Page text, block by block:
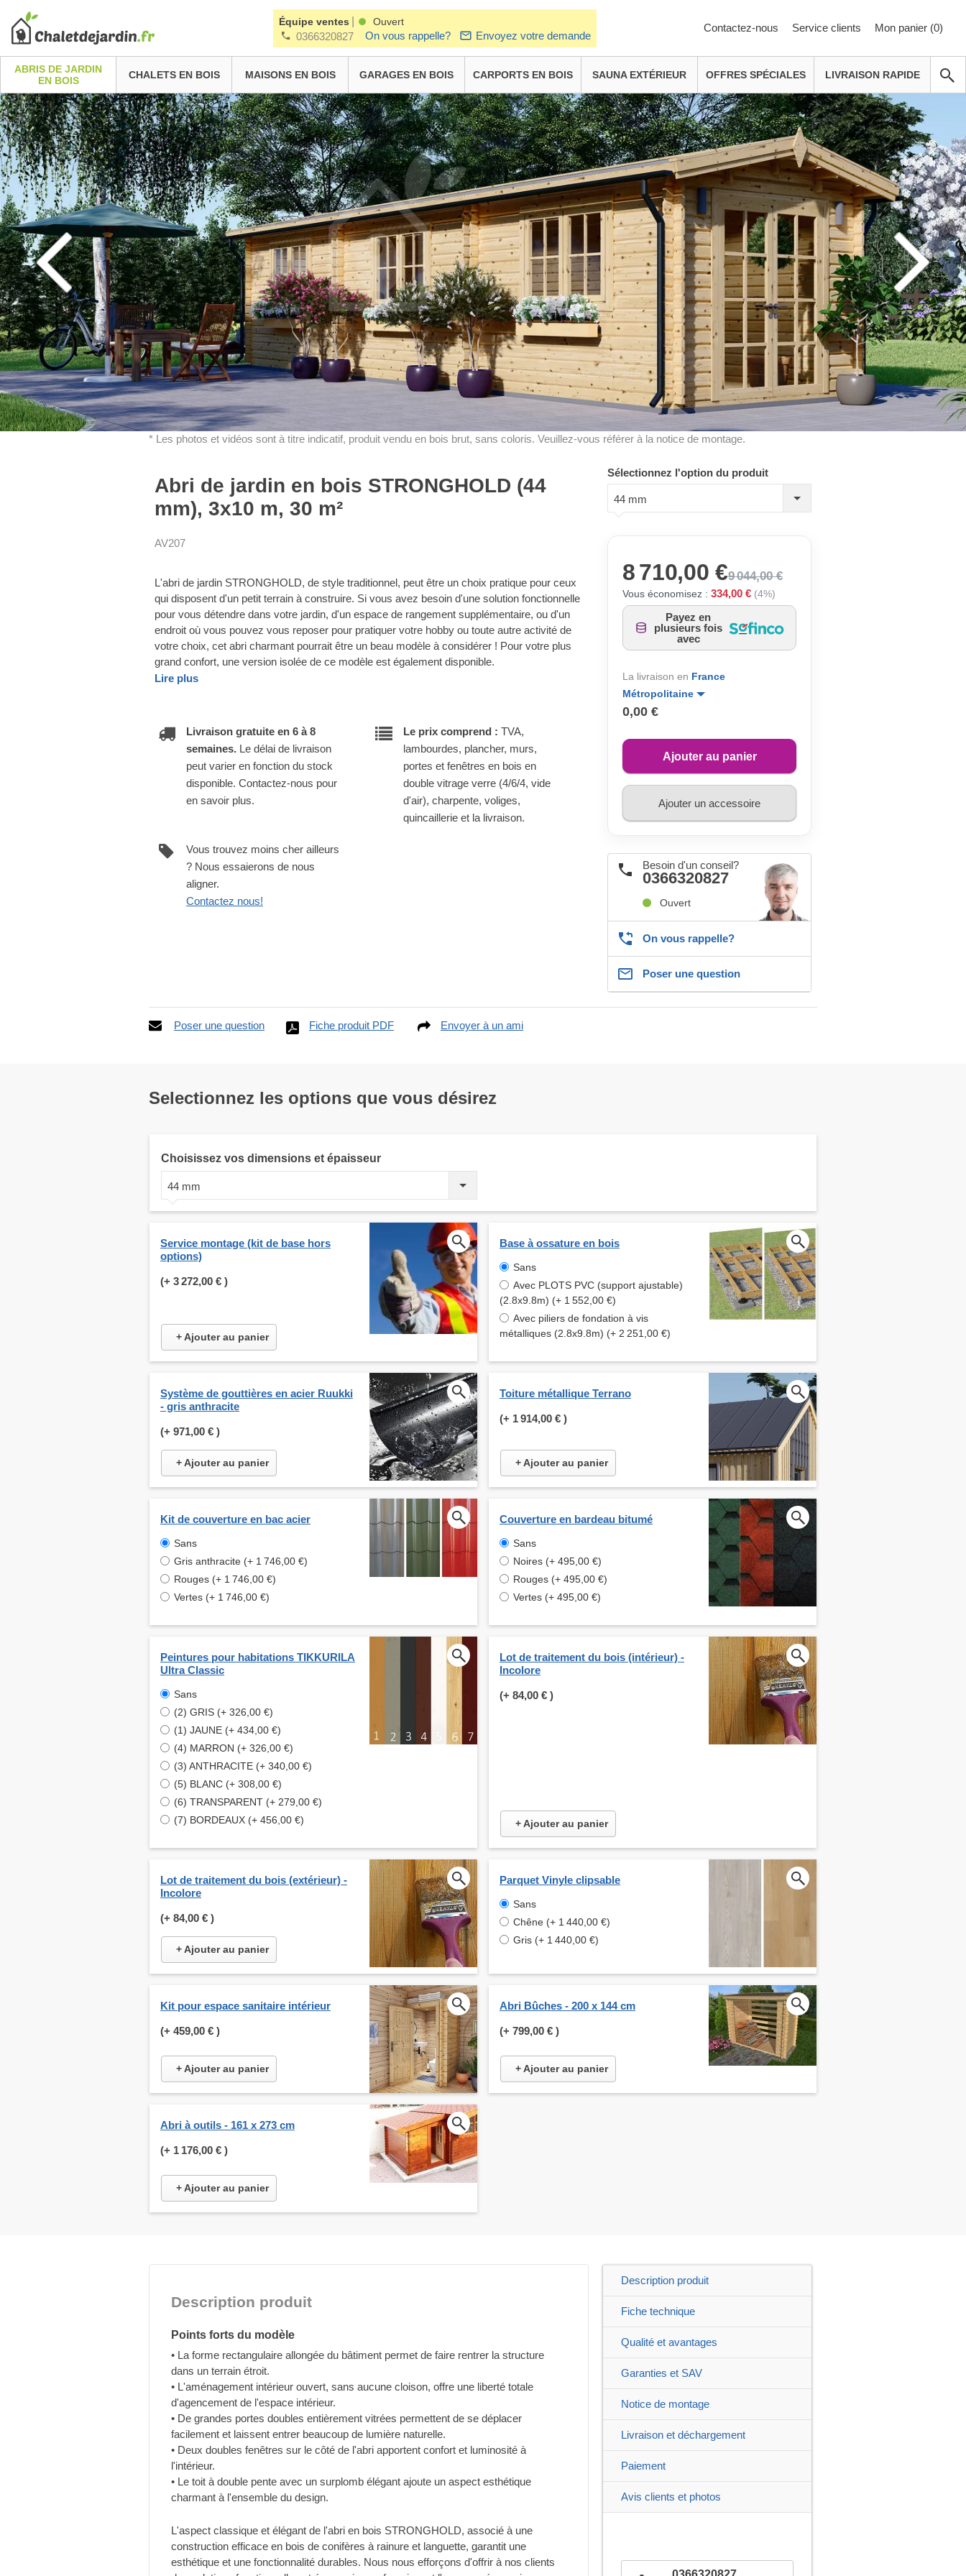
Équipe ventes Ouvert
0366320827 On vous rappelle? Envoyez votre demande
Contactez-nous Service clients Mon panier (0)
ABRIS DE JARDIN
EN BOIS
CHALETS EN BOIS MAISONS EN BOIS GARAGES EN BOIS CARPORTS EN BOIS SAUNA EXTÉRIEUR OFFRES SPÉCIALES LIVRAISON RAPIDE
* Les photos et vidéos sont à titre indicatif, produit vendu en bois brut, sans coloris. Veuillez-vous référer à la notice de montage.
Abri de jardin en bois STRONGHOLD (44
mm), 3x10 m, 30 m²
AV207
L'abri de jardin STRONGHOLD, de style traditionnel, peut être un choix pratique pour ceux
qui disposent d'un petit terrain à construire. Si vous avez besoin d'une solution fonctionnelle
pour vous détendre dans votre jardin, d'un espace de rangement supplémentaire, ou d'un
endroit où vous pouvez vous reposer pour pratiquer votre hobby ou toute autre activité de
votre choix, cet abri charmant pourrait être un beau modèle à considérer ! Pour votre plus
grand confort, une version isolée de ce modèle est également disponible.
Lire plus
Livraison gratuite en 6 à 8
semaines. Le délai de livraison
peut varier en fonction du stock
disponible. Contactez-nous pour
en savoir plus.
Le prix comprend : TVA,
lambourdes, plancher, murs,
portes et fenêtres en bois en
double vitrage verre (4/6/4, vide
d'air), charpente, voliges,
quincaillerie et la livraison.
Vous trouvez moins cher ailleurs
? Nous essaierons de nous
aligner.
Contactez nous!
Sélectionnez l'option du produit
44 mm
8 710,00 €9 044,00 €
Vous économisez : 334,00 € (4%)
Payez en
plusieurs fois
avec
La livraison en France
Métropolitaine
0,00 €
Ajouter au panier
Ajouter un accessoire
Besoin d'un conseil?
0366320827
Ouvert
On vous rappelle?
Poser une question
Poser une question Fiche produit PDF Envoyer à un ami
Selectionnez les options que vous désirez
Choisissez vos dimensions et épaisseur
44 mm
Service montage (kit de base hors
options)
(+ 3 272,00 € )
+ Ajouter au panier
Base à ossature en bois
Sans
Avec PLOTS PVC (support ajustable)
(2.8x9.8m) (+ 1 552,00 €)
Avec piliers de fondation à vis
métalliques (2.8x9.8m) (+ 2 251,00 €)
Système de gouttières en acier Ruukki
- gris anthracite
(+ 971,00 € )
+ Ajouter au panier
Toiture métallique Terrano
(+ 1 914,00 € )
+ Ajouter au panier
Kit de couverture en bac acier
Sans
Gris anthracite (+ 1 746,00 €)
Rouges (+ 1 746,00 €)
Vertes (+ 1 746,00 €)
Couverture en bardeau bitumé
Sans
Noires (+ 495,00 €)
Rouges (+ 495,00 €)
Vertes (+ 495,00 €)
Peintures pour habitations TIKKURILA
Ultra Classic
Sans
(2) GRIS (+ 326,00 €)
(1) JAUNE (+ 434,00 €)
(4) MARRON (+ 326,00 €)
(3) ANTHRACITE (+ 340,00 €)
(5) BLANC (+ 308,00 €)
(6) TRANSPARENT (+ 279,00 €)
(7) BORDEAUX (+ 456,00 €)
Lot de traitement du bois (intérieur) -
Incolore
(+ 84,00 € )
+ Ajouter au panier
Lot de traitement du bois (extérieur) -
Incolore
(+ 84,00 € )
+ Ajouter au panier
Parquet Vinyle clipsable
Sans
Chêne (+ 1 440,00 €)
Gris (+ 1 440,00 €)
Kit pour espace sanitaire intérieur
(+ 459,00 € )
+ Ajouter au panier
Abri Bûches - 200 x 144 cm
(+ 799,00 € )
+ Ajouter au panier
Abri à outils - 161 x 273 cm
(+ 1 176,00 € )
+ Ajouter au panier
Description produit
Points forts du modèle
• La forme rectangulaire allongée du bâtiment permet de faire rentrer la structure
dans un terrain étroit.
• L'aménagement intérieur ouvert, sans aucune cloison, offre une liberté totale
d'agencement de l'espace intérieur.
• De grandes portes doubles entièrement vitrées permettent de se déplacer
facilement et laissent entrer beaucoup de lumière naturelle.
• Deux doubles fenêtres sur le côté de l'abri apportent confort et luminosité à
l'intérieur.
• Le toit à double pente avec un surplomb élégant ajoute un aspect esthétique
charmant à l'ensemble du design.
L'aspect classique et élégant de l'abri en bois STRONGHOLD, associé à une
construction efficace en bois de conifères à rainure et languette, garantit une
esthétique et une fonctionnalité durables. Nous nous efforçons d'offrir à nos clients
Description produit
Fiche technique
Qualité et avantages
Garanties et SAV
Notice de montage
Livraison et déchargement
Paiement
Avis clients et photos